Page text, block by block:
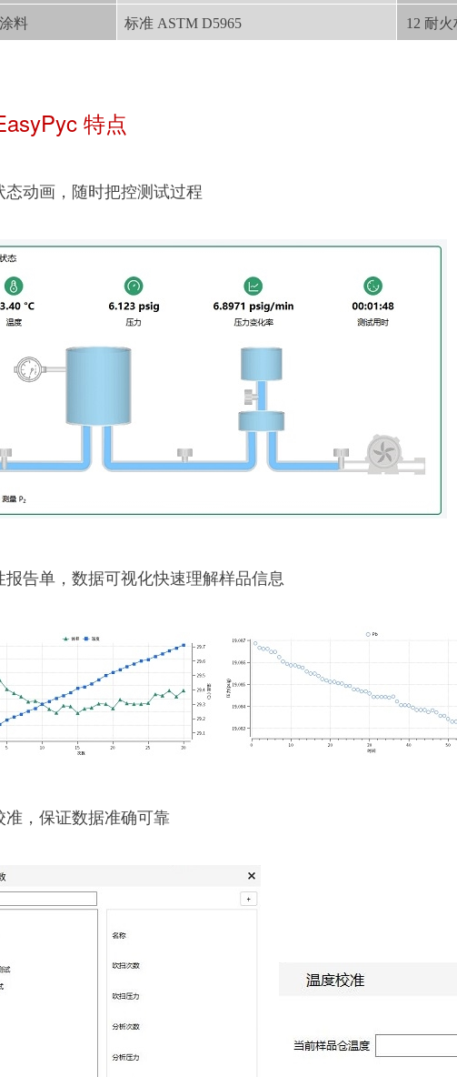
料 标准 ASTM D5965 12 耐
特点
态动画，随时把控测试过程
报告单，数据可视化快速理解样品信息
准，保证数据准确可靠